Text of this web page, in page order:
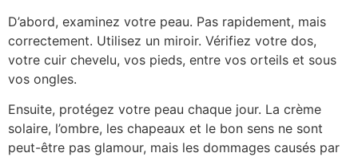
D’abord, examinez votre peau. Pas rapidement, mais
correctement. Utilisez un miroir. Vérifiez votre dos,
votre cuir chevelu, vos pieds, entre vos orteils et sous
vos ongles.
Ensuite, protégez votre peau chaque jour. La crème
solaire, l’ombre, les chapeaux et le bon sens ne sont
peut-être pas glamour, mais les dommages causés par